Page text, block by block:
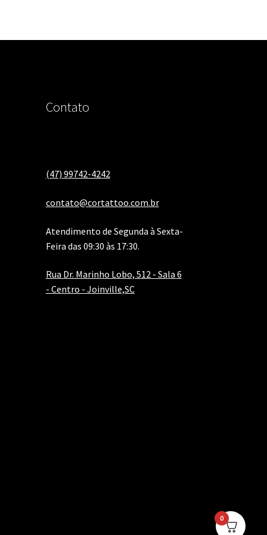
Contato
(47) 99742-4242
contato@cortattoo.com.br
Atendimento de Segunda à Sexta-
Feira das 09:30 às 17:30.
Rua Dr. Marinho Lobo, 512 - Sala 6
- Centro - Joinville,SC
0